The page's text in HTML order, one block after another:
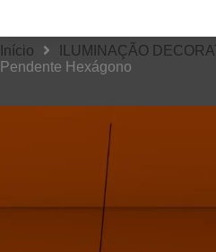
Início ILUMINAÇÃO
Pendente Hexágono